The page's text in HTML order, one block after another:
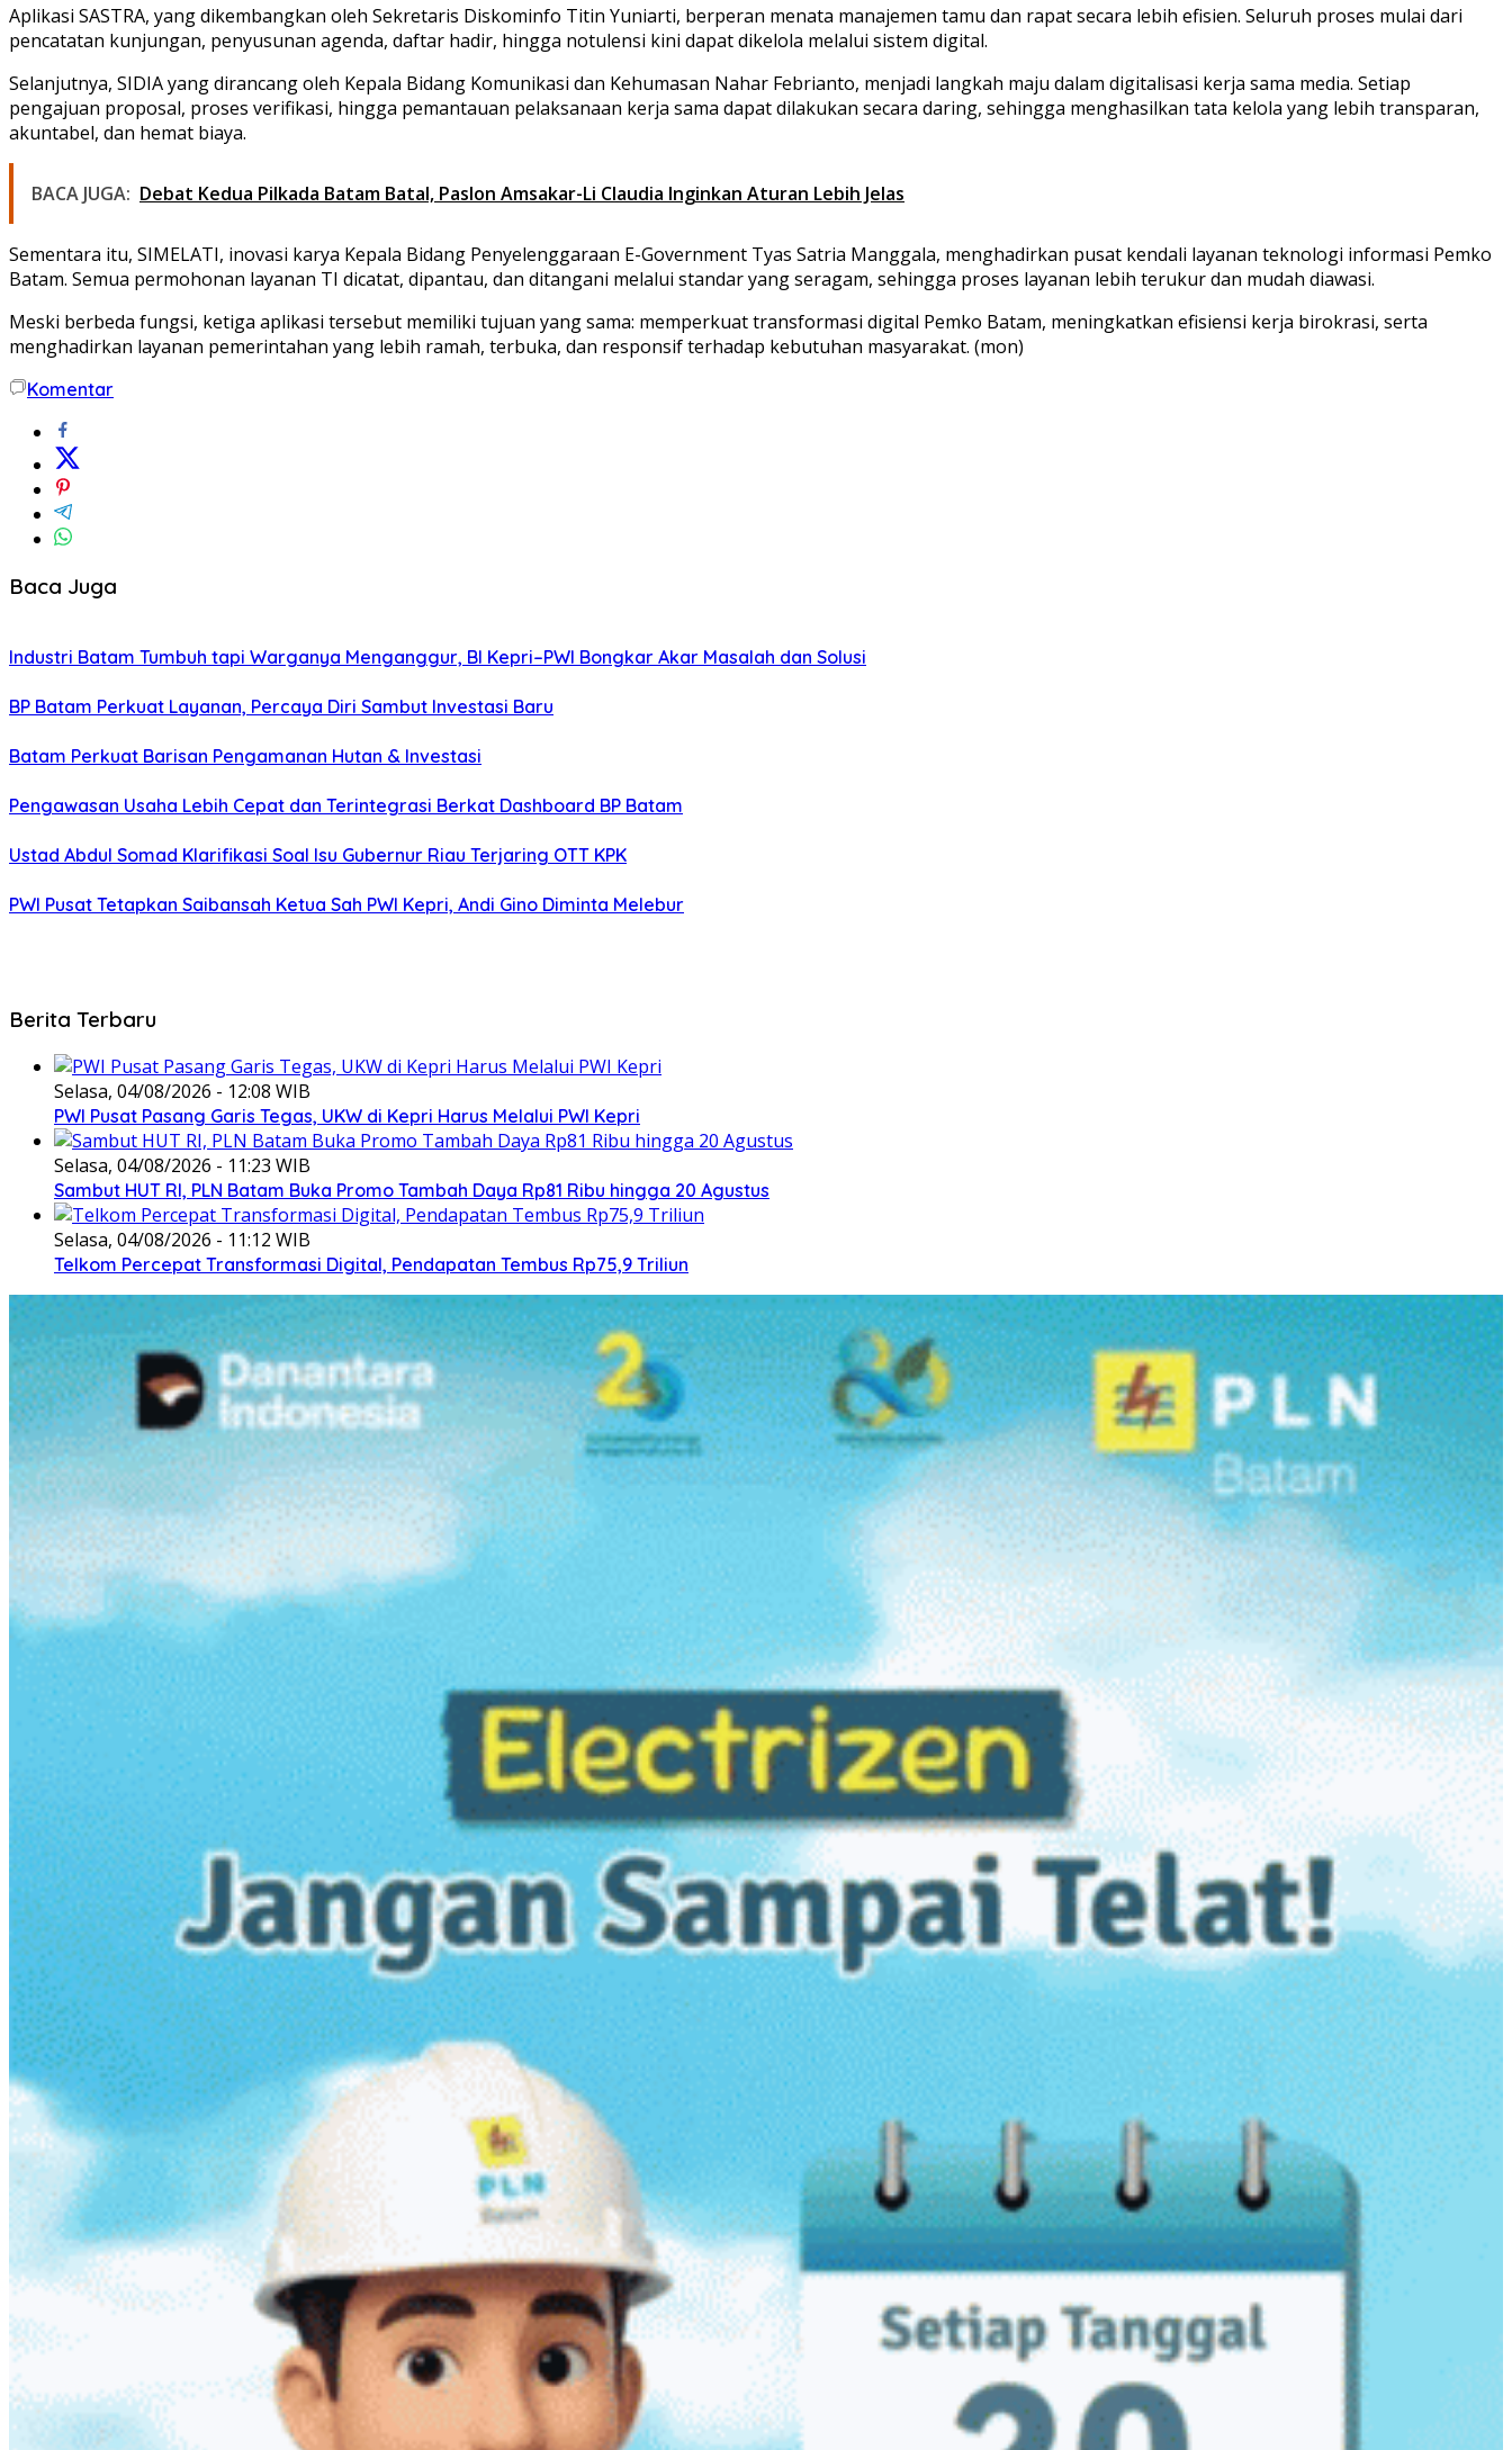
Aplikasi SASTRA, yang dikembangkan oleh Sekretaris Diskominfo Titin Yuniarti, berperan menata manajemen tamu dan rapat secara lebih efisien. Seluruh proses mulai dari
pencatatan kunjungan, penyusunan agenda, daftar hadir, hingga notulensi kini dapat dikelola melalui sistem digital.
Selanjutnya, SIDIA yang dirancang oleh Kepala Bidang Komunikasi dan Kehumasan Nahar Febrianto, menjadi langkah maju dalam digitalisasi kerja sama media. Setiap
pengajuan proposal, proses verifikasi, hingga pemantauan pelaksanaan kerja sama dapat dilakukan secara daring, sehingga menghasilkan tata kelola yang lebih transparan,
akuntabel, dan hemat biaya.
BACA JUGA: Debat Kedua Pilkada Batam Batal, Paslon Amsakar-Li Claudia Inginkan Aturan Lebih Jelas
Sementara itu, SIMELATI, inovasi karya Kepala Bidang Penyelenggaraan E-Government Tyas Satria Manggala, menghadirkan pusat kendali layanan teknologi informasi Pemko
Batam. Semua permohonan layanan TI dicatat, dipantau, dan ditangani melalui standar yang seragam, sehingga proses layanan lebih terukur dan mudah diawasi.
Meski berbeda fungsi, ketiga aplikasi tersebut memiliki tujuan yang sama: memperkuat transformasi digital Pemko Batam, meningkatkan efisiensi kerja birokrasi, serta
menghadirkan layanan pemerintahan yang lebih ramah, terbuka, dan responsif terhadap kebutuhan masyarakat. (mon)
Komentar
Baca Juga
Industri Batam Tumbuh tapi Warganya Menganggur, BI Kepri–PWI Bongkar Akar Masalah dan Solusi
BP Batam Perkuat Layanan, Percaya Diri Sambut Investasi Baru
Batam Perkuat Barisan Pengamanan Hutan & Investasi
Pengawasan Usaha Lebih Cepat dan Terintegrasi Berkat Dashboard BP Batam
Ustad Abdul Somad Klarifikasi Soal Isu Gubernur Riau Terjaring OTT KPK
PWI Pusat Tetapkan Saibansah Ketua Sah PWI Kepri, Andi Gino Diminta Melebur
Berita Terbaru
Selasa, 04/08/2026 - 12:08 WIB
PWI Pusat Pasang Garis Tegas, UKW di Kepri Harus Melalui PWI Kepri
Selasa, 04/08/2026 - 11:23 WIB
Sambut HUT RI, PLN Batam Buka Promo Tambah Daya Rp81 Ribu hingga 20 Agustus
Selasa, 04/08/2026 - 11:12 WIB
Telkom Percepat Transformasi Digital, Pendapatan Tembus Rp75,9 Triliun